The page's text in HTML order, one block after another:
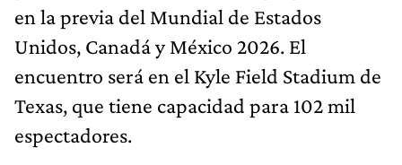
en la previa del Mundial de Estados
Unidos, Canadá y México 2026. El
encuentro será en el Kyle Field Stadium de
Texas, que tiene capacidad para 102 mil
espectadores.